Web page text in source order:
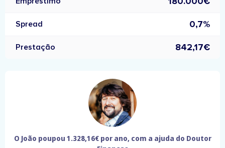
Spread 0,7%
Prestação 842,17€
O João poupou 1.328,16€por ano, com a ajuda do Doutor